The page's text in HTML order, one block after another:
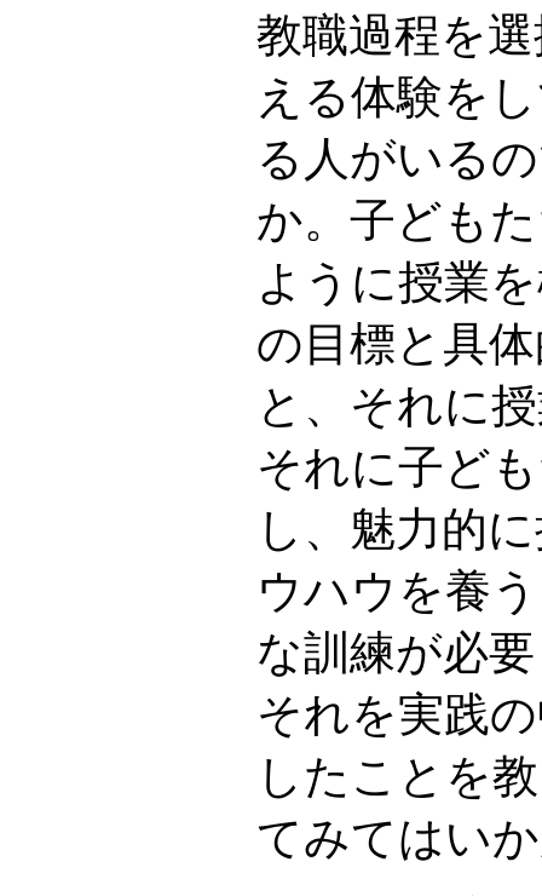
教職過程を
える体験を
る人がいる
か。子ども
ように授業
の目標と具
と、それに
それに子ど
し、魅力的
ウハウを養
な訓練が必
それを実践
したことを
てみてはい